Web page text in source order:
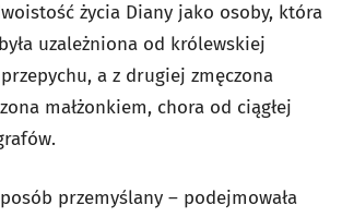
życia Diany jako osoby, która
uzależniona od królewskiej
a z drugiej zmęczona
małżonkiem, chora od ciągłej
przemyślany – podejmowała